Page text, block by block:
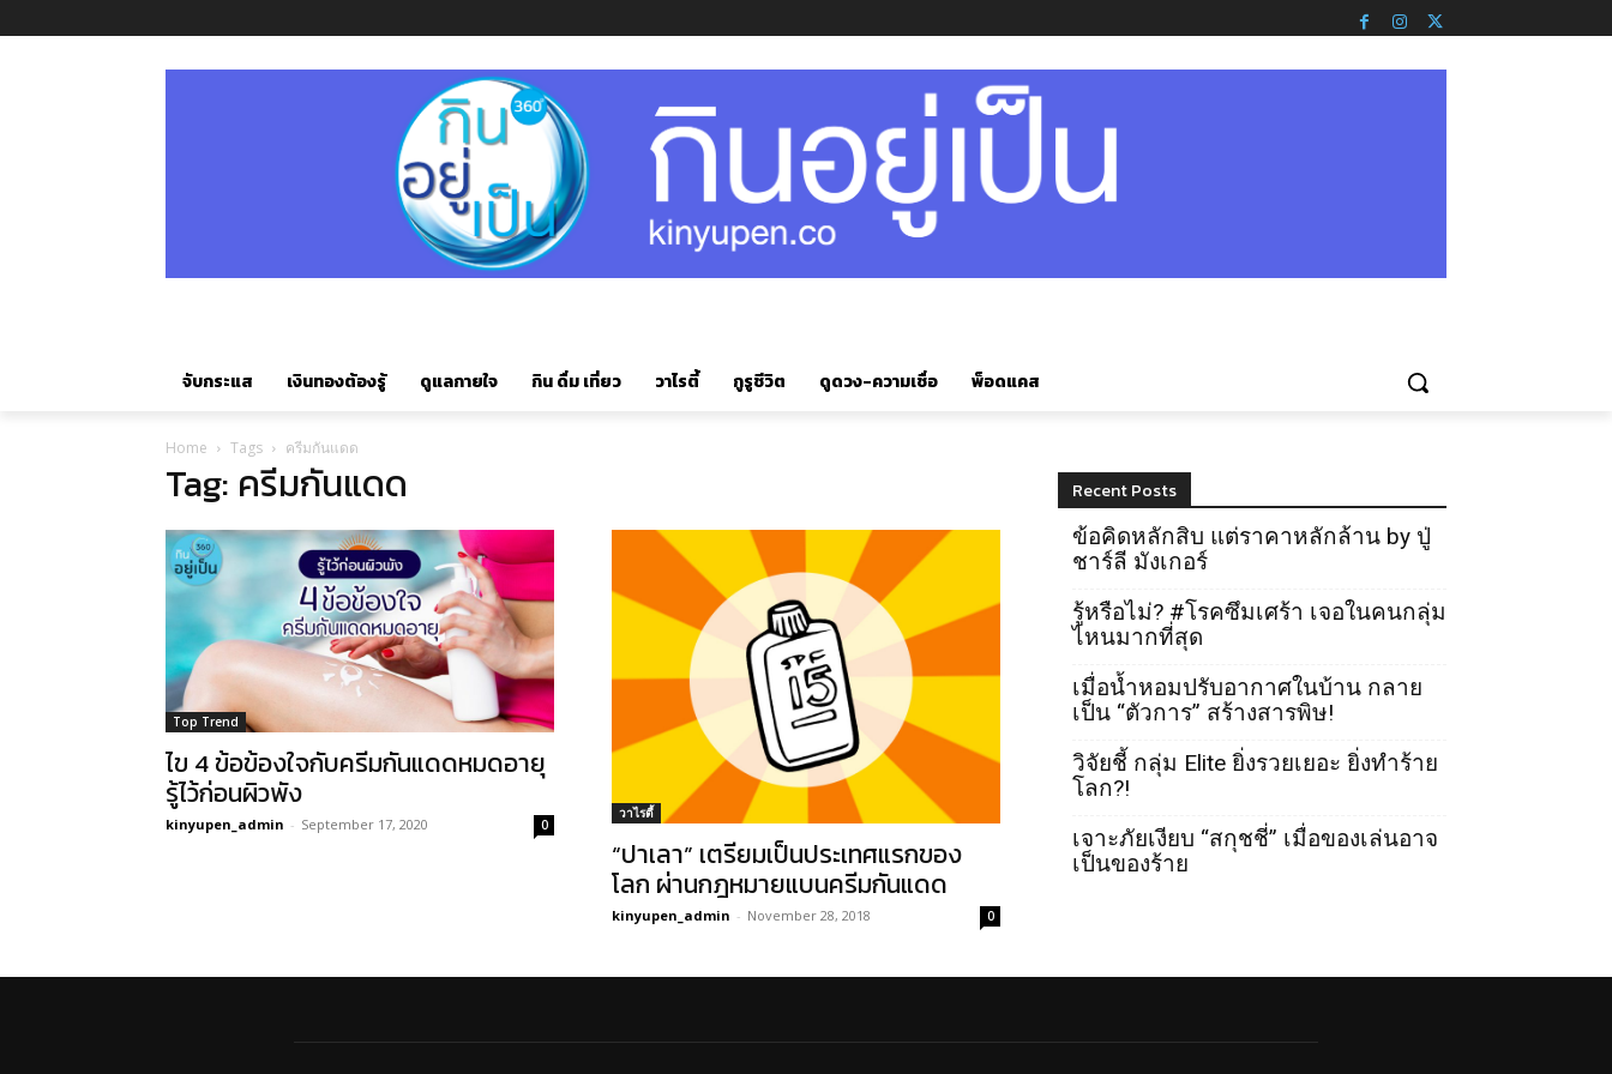
จับกระแส เงินทองต้องรู้ ดูแลกายใจ กิน ดื่ม เที่ยว วาไรตี้ กูรูชีวิต ดูดวง-ความเชื่อ พ็อดแคส
Home Tags ครีมกันแดด
Tag: ครีมกันแดด
Top Trend
ไข 4 ข้อข้องใจกับครีมกันแดดหมดอายุ
รู้ไว้ก่อนผิวพัง
kinyupen_admin - September 17, 2020 0
วาไรตี้
“ปาเลา” เตรียมเป็นประเทศแรกของ
โลก ผ่านกฎหมายแบนครีมกันแดด
kinyupen_admin - November 28, 2018 0
Recent Posts
ข้อคิดหลักสิบ แต่ราคาหลักล้าน by ปู่
ชาร์ลี มังเกอร์
รู้หรือไม่? #โรคซึมเศร้า เจอในคนกลุ่ม
ไหนมากที่สุด
เมื่อน้ำหอมปรับอากาศในบ้าน กลาย
เป็น “ตัวการ” สร้างสารพิษ!
วิจัยชี้ กลุ่ม Elite ยิ่งรวยเยอะ ยิ่งทำร้าย
โลก?!
เจาะภัยเงียบ “สกุชชี่” เมื่อของเล่นอาจ
เป็นของร้าย